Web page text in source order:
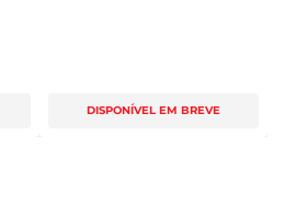
DISPONÍVEL EM BREVE